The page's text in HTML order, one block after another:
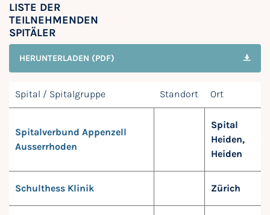
LISTE DER
TEILNEHMENDEN
SPITÄLER
HERUNTERLADEN (PDF)
Spital / Spitalgruppe Standort Ort
Spitalverbund Appenzell
Ausserrhoden
Spital
Heiden,
Heiden
Schulthess Klinik Zürich